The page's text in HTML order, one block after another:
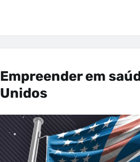
Empreender em
Unidos